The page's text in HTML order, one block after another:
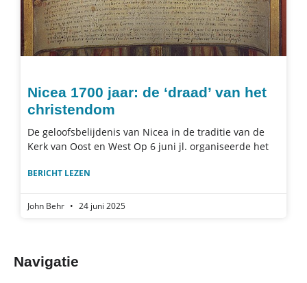
Nicea 1700 jaar: de ‘draad’ van het
christendom
De geloofsbelijdenis van Nicea in de traditie van de
Kerk van Oost en West Op 6 juni jl. organiseerde het
BERICHT LEZEN
John Behr 24 juni 2025
Navigatie